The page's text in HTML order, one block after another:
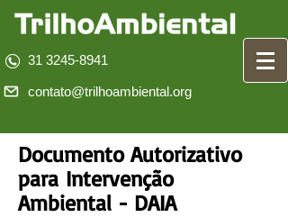
31 3245-8941
contato@trilhoambiental.org
Documento Autorizativo
para Intervenção
Ambiental - DAIA